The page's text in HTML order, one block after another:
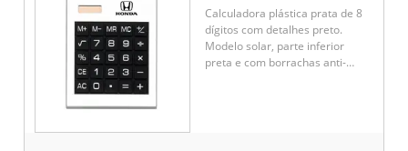
Calculadora plástica prata de 8
dígitos com detalhes preto.
Modelo solar, parte inferior
preta e com borrachas anti-